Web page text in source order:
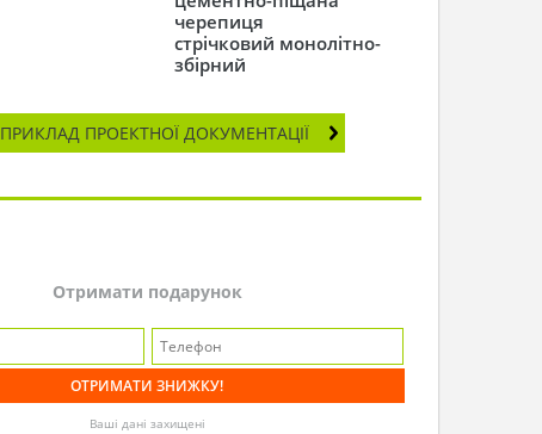
черепиця
стрічковий монолітно-
збірний
ПРИКЛАД ПРОЕКТНОЇ ДОКУМЕНТАЦІЇ
Отримати подарунок
Ваші дані захищені